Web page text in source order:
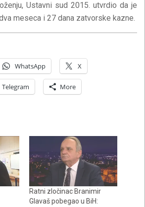
Ustavni sud 2015. utvrdio da je
meseca i 27 dana zatvorske kazne.
WhatsApp X
Telegram More
Ratni zločinac Branimir
Glavaš pobegao u BiH: